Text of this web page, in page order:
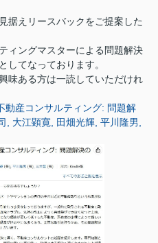
据えリースバックをご提案した
ィングマスターによる問題解決
してなっております。
味ある方は一読していただけれ
動産コンサルティング: 問題解
大江顕寛, 田畑光輝, 平川隆男,